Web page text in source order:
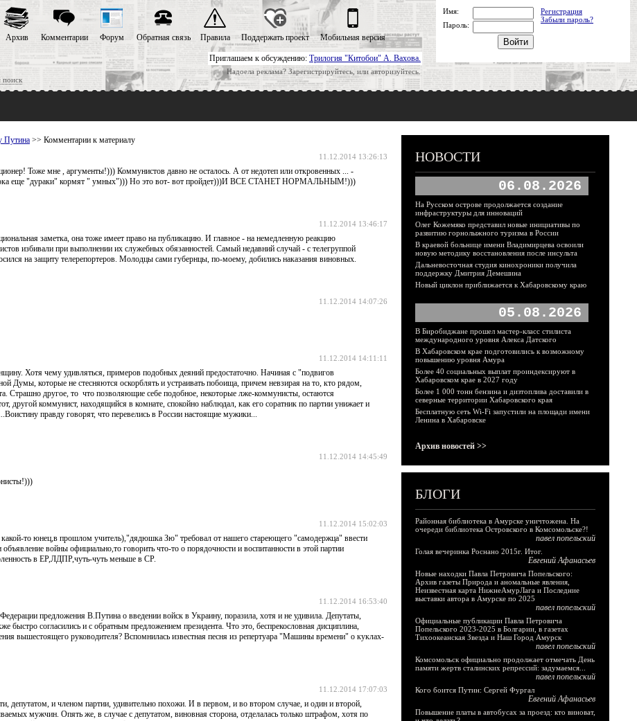
Приглашаем к обсуждению: Трилогия "Китобои" А. Вахова.
Надоела реклама? Зарегистрируйтесь, или авторизуйтесь.
поиск
Архив Комментарии Форум Обратная связь Правила Поддержать проект Мобильная версия
Имя:
Регистрация
Забыли пароль?
Пароль:
Путина >> Комментарии к материалу
11.12.2014 13:26:13
Тоже мне , аргументы!))) Коммунистов давно не осталось. А от недотеп или откровенных ... -
Пока еще "дураки" кормят " умных"))) Но это вот- вот пройдет)))И ВСЕ СТАНЕТ НОРМАЛЬНЫМ!)))
11.12.2014 13:46:17
заметка, она тоже имеет право на публикацию. И главное - на немедленную реакцию
избивали при выполнении их служебных обязанностей. Самый недавний случай - с телегруппой
на защиту телерепортеров. Молодцы сами губернцы, по-моему, добились наказания виновных.
11.12.2014 14:07:26
11.12.2014 14:11:11
Хотя чему удивляться, примеров подобных деяний предостаточно. Начиная с "подвигов
Думы, которые не стесняются оскорблять и устраивать побоища, причем невзирая на то, кто рядом,
другое, то что позволяющие себе подобное, некоторые лже-коммунисты, остаются
коммунист, находящийся в комнате, спокойно наблюдал, как его соратник по партии унижает и
правду говорят, что перевелись в России настоящие мужики...
11.12.2014 14:45:49
11.12.2014 15:02:03
то юнец,в прошлом учитель),"дядюшка Зю" требовал от нашего стареющего "самодержца" ввести
войны официально,то говорить что-то о порядочности и воспитанности в этой партии
в ЕР,ЛДПР,чуть-чуть меньше в СР.
11.12.2014 16:53:40
предложения В.Путина о введении войск в Украину, поразила, хотя и не удивила. Депутаты,
быстро согласились и с обратным предложением президента. Что это, беспрекословная дисциплина,
вышестоящего руководителя? Вспомнилась известная песня из репертуара "Машины времени" о куклах-
11.12.2014 17:07:03
депутатом, и членом партии, удивительно похожи. И в первом, и во втором случае, и один и второй,
мужчин. Опять же, в случае с депутатом, виновная сторона, отделалась только штрафом, хотя по
НОВОСТИ
06.08.2026
На Русском острове продолжается создание
инфраструктуры для инноваций
Олег Кожемяко представил новые инициативы по
развитию горнолыжного туризма в России
В краевой больнице имени Владимирцева освоили
новую методику восстановления после инсульта
Дальневосточная студия кинохроники получила
поддержку Дмитрия Демешина
Новый циклон приближается к Хабаровскому краю
05.08.2026
В Биробиджане прошел мастер-класс стилиста
международного уровня Алекса Датского
В Хабаровском крае подготовились к возможному
повышению уровня Амура
Более 40 социальных выплат проиндексируют в
Хабаровском крае в 2027 году
Более 1 000 тонн бензина и дизтоплива доставили в
северные территории Хабаровского края
Бесплатную сеть Wi-Fi запустили на площади имени
Ленина в Хабаровске
Архив новостей >>
БЛОГИ
Районная библиотека в Амурске уничтожена. На
очереди библиотека Островского в Комсомольске?!
павел попельский
Голая вечеринка Роснано 2015г. Итог.
Евгений Афанасьев
Новые находки Павла Петровича Попельского:
Архив газеты Природа и аномальные явления,
Неизвестная карта НижнеАмурЛага и Последние
выставки автора в Амурске по 2025
павел попельский
Официальные публикации Павла Петровича
Попельского 2023-2025 в Болгарии, в газетах
Тихоокеанская Звезда и Наш Город Амурск
павел попельский
Комсомольск официально продолжает отмечать День
памяти жертв сталинских репрессий: задумаемся...
павел попельский
Кого боится Путин: Сергей Фургал
Евгений Афанасьев
Повышение платы в автобусах за проезд: кто виноват,